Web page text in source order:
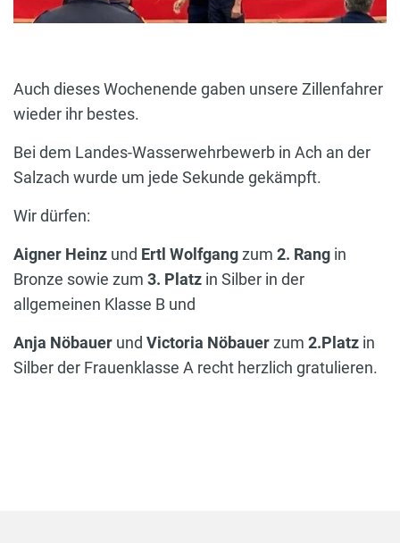
Auch dieses Wochenende gaben unsere Zillenfahrer
wieder ihr bestes.
Bei dem Landes-Wasserwehrbewerb in Ach an der
Salzach wurde um jede Sekunde gekämpft.
Wir dürfen:
Aigner Heinz und Ertl Wolfgangzum 2. Rang in
Bronze sowie zum 3. Platz in Silber in der
allgemeinen Klasse B und
Anja Nöbauer und Victoria Nöbauerzum 2.Platz in
Silber der Frauenklasse A recht herzlich gratulieren.